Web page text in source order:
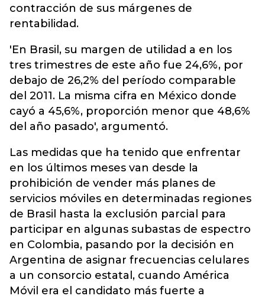
contracción de sus márgenes de
rentabilidad.
'En Brasil, su margen de utilidad a en los
tres trimestres de este año fue 24,6%, por
debajo de 26,2% del período comparable
del 2011. La misma cifra en México donde
cayó a 45,6%, proporción menor que 48,6%
del año pasado', argumentó.
Las medidas que ha tenido que enfrentar
en los últimos meses van desde la
prohibición de vender más planes de
servicios móviles en determinadas regiones
de Brasil hasta la exclusión parcial para
participar en algunas subastas de espectro
en Colombia, pasando por la decisión en
Argentina de asignar frecuencias celulares
a un consorcio estatal, cuando América
Móvil era el candidato más fuerte a